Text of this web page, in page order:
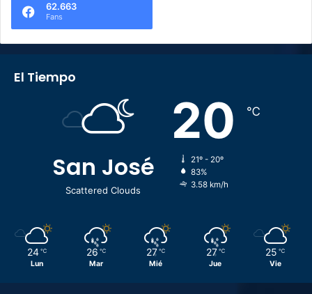
62.663
Fans
El Tiempo
San José
Scattered Clouds
20 ℃
21º - 20º
83%
3.58 km/h
24 ℃
Lun
26 ℃
Mar
27 ℃
Mié
27 ℃
Jue
25 ℃
Vie